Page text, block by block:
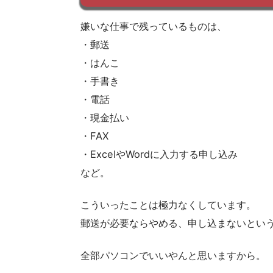
嫌いな仕事で残っているものは、
・郵送
・はんこ
・手書き
・電話
・現金払い
・FAX
・ExcelやWordに入力する申し込み
など。
こういったことは極力なくしています。
郵送が必要ならやめる、申し込まないとい
全部パソコンでいいやんと思いますから。